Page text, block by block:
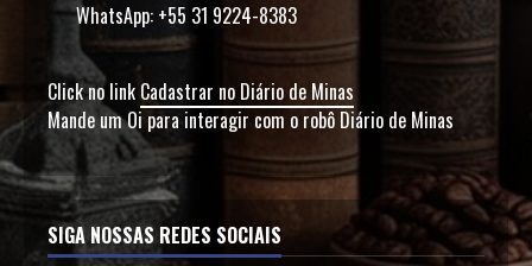
WhatsApp: +55 31 9224-8383
Click no link Cadastrar no Diário de Minas
Mande um Oi para interagir com o robô Diário de Minas
SIGA NOSSAS REDES SOCIAIS